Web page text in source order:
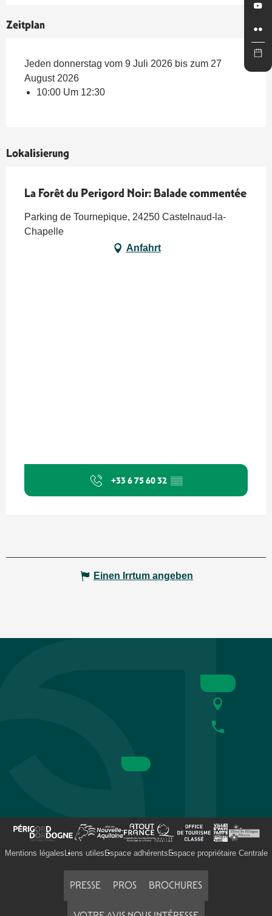
Zeitplan
Jeden donnerstag vom 9 Juli 2026 bis zum 27
August 2026
10:00 Um 12:30
Lokalisierung
La Forêt du Perigord Noir: Balade commentée
Parking de Tournepique, 24250 Castelnaud-la-
Chapelle
Anfahrt
+33 6 75 60 32 ▒▒
Einen Irrtum angeben
Mentions légales Liens utiles Espace adhérents Espace propriétaire Centrale
PRESSE PROS BROCHURES